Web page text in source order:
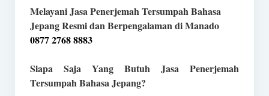
Melayani Jasa Penerjemah Tersumpah Bahasa
Jepang Resmi dan Berpengalaman di Manado
0877 2768 8883
Siapa Saja Yang Butuh Jasa Penerjemah
Tersumpah Bahasa Jepang?